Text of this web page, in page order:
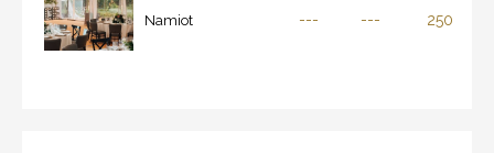
Namiot --- --- 250